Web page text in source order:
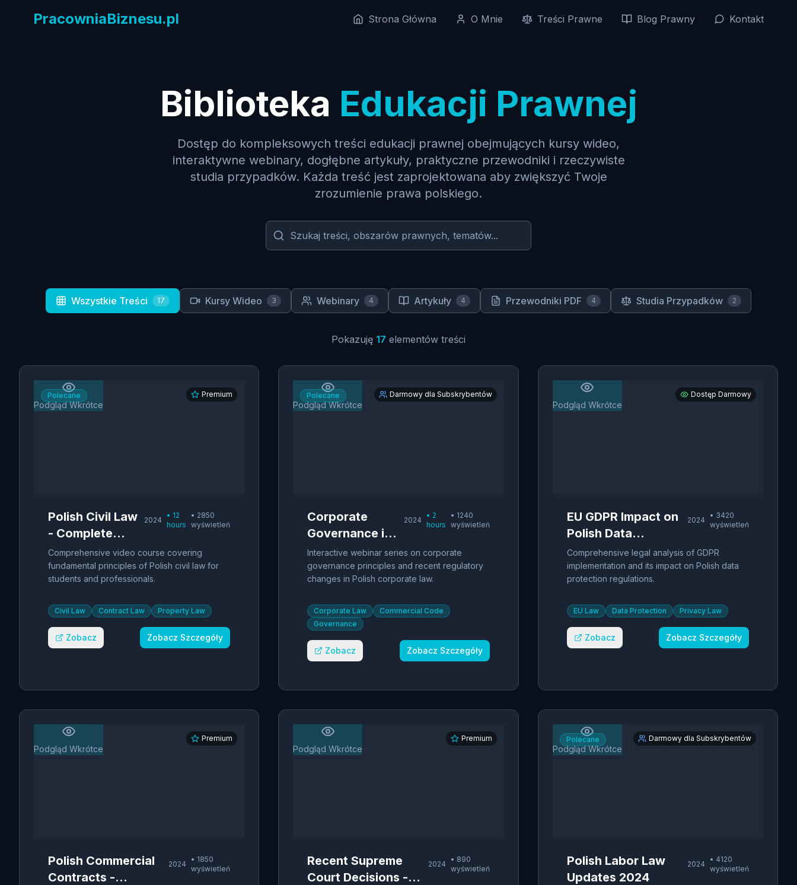
PracowniaBiznesu.pl Strona Główna O Mnie Treści Prawne Blog Prawny Kontakt
Biblioteka Edukacji Prawnej
Dostęp do kompleksowych treści edukacji prawnej obejmujących kursy wideo,
interaktywne webinary, dogłębne artykuły, praktyczne przewodniki i rzeczywiste
studia przypadków. Każda treść jest zaprojektowana aby zwiększyć Twoje
zrozumienie prawa polskiego.
Wszystkie Treści 17 Kursy Wideo 3 Webinary 4 Artykuły 4 Przewodniki PDF 4 Studia Przypadków 2
Pokazuję 17 elementów treści
Podgląd Wkrótce
Polecane Premium
Polish Civil Law
- Complete
Course
2024
• 12
hours
• 2850
wyświetleń
Comprehensive video course covering
fundamental principles of Polish civil law for
students and professionals.
Civil Law Contract Law Property Law
Zobacz Zobacz Szczegóły
Podgląd Wkrótce
Polecane Darmowy dla Subskrybentów
Corporate
Governance in
Poland - Live
Webinar
2024
• 2
hours
• 1240
wyświetleń
Interactive webinar series on corporate
governance principles and recent regulatory
changes in Polish corporate law.
Corporate Law
Commercial Code
Governance
Zobacz Zobacz Szczegóły
Podgląd Wkrótce
Dostęp Darmowy
EU GDPR Impact on
Polish Data
Protection
2024
• 3420
wyświetleń
Comprehensive legal analysis of GDPR
implementation and its impact on Polish data
protection regulations.
EU Law Data Protection Privacy Law
Zobacz Zobacz Szczegóły
Podgląd Wkrótce
Premium
Polish Commercial
Contracts -
2024
• 1850
wyświetleń
Podgląd Wkrótce
Premium
Recent Supreme
Court Decisions -
2024
• 890
wyświetleń
Podgląd Wkrótce
Polecane Darmowy dla Subskrybentów
Polish Labor Law
Updates 2024
2024
• 4120
wyświetleń